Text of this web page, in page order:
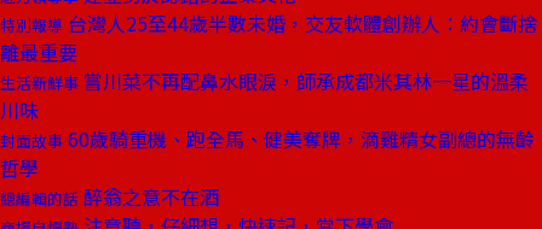
特別報導 台灣人25至44歲半數未婚，交友軟體創辦人：約會斷捨
離最重要
生活新鮮事 嘗川菜不再配鼻水眼淚，師承成都米其林一星的溫柔
川味
封面故事 60歲騎重機、跑全馬、健美奪牌，滴雞精女副總的無齡
哲學
總編輯的話 醉翁之意不在酒